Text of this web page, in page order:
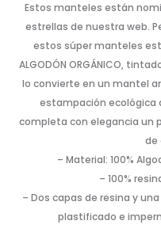
Estos manteles están
estrellas de nuestra web.
estos súper manteles
ALGODÓN ORGÁNICO,
lo convierte en un mantel
estampación ecológica
completa con elegancia un
de
– Material: 100%
– 100%
– Dos capas de resina y
plastificado e